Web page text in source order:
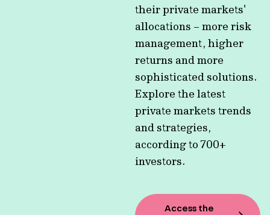
their private markets'
allocations – more risk
management, higher
returns and more
sophisticated solutions.
Explore the latest
private markets trends
and strategies,
according to 700+
investors.
Access the